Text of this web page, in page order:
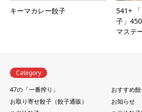
キーマカレー餃子
541+
子」
マステ
Category
47の「一番搾り」
おすすめ
お取り寄せ餃子（餃子通販）
お知らせ